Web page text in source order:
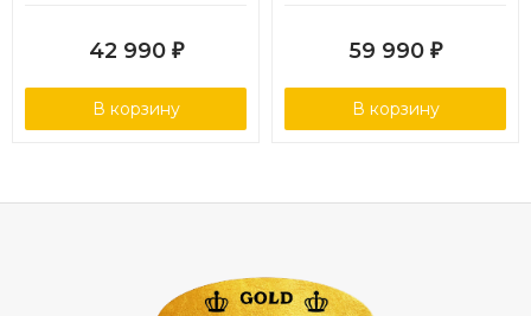
42 990 ₽
В корзину
59 990 ₽
В корзину